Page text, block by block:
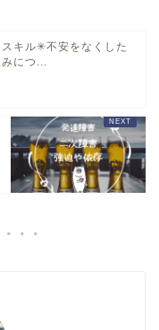
キル✳︎不安をなくした
につ...